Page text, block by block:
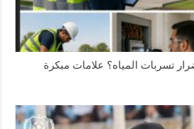
تسربات المياه؟ علامات مبكرة